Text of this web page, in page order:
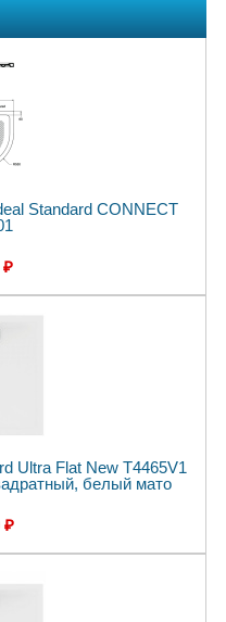
Standard CONNECT
₽
Ultra Flat New T4465V1
белый мато
₽